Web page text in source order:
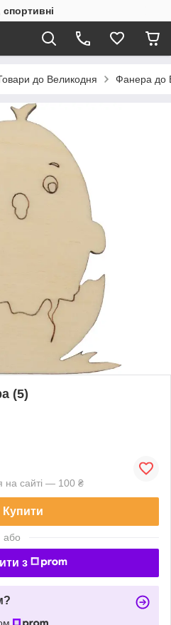
спортивні
до Великодня Фанера до
(5)
на сайті — 100 ₴
Купити
або
з